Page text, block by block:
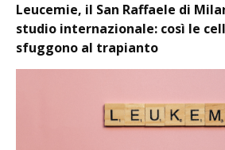
Leucemie, il San Raffaele di
studio internazionale: così le
sfuggono al trapianto